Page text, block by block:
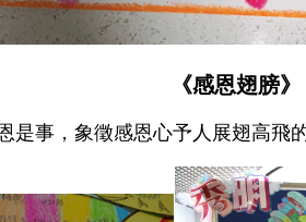
《感恩翅膀》
是事，象徵感恩心予人展翅高飛